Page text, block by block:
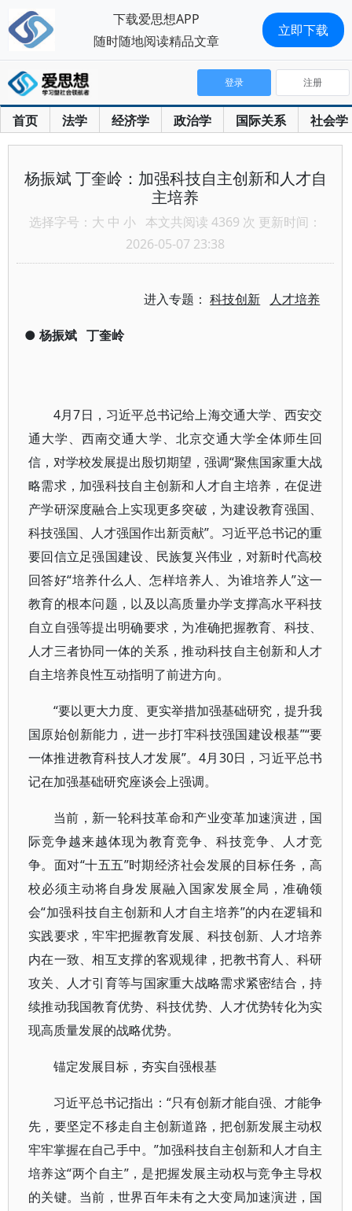
首页 法学 经济学 政治学 国际关系 社会学
登录 注册
杨振斌 丁奎岭：加强科技自主创新和人才自
主培养
选择字号： 大 中 小 本文共阅读 4369 次 更新时间：
2026-05-07 23:38
进入专题：科技创新 人才培养
● 杨振斌 丁奎岭
4月7日，习近平总书记给上海交通大学、西安交
通大学、西南交通大学、北京交通大学全体师生回
信，对学校发展提出殷切期望，强调“聚焦国家重大战
略需求，加强科技自主创新和人才自主培养，在促进
产学研深度融合上实现更多突破，为建设教育强国、
科技强国、人才强国作出新贡献”。习近平总书记的重
要回信立足强国建设、民族复兴伟业，对新时代高校
回答好“培养什么人、怎样培养人、为谁培养人”这一
教育的根本问题，以及以高质量办学支撑高水平科技
自立自强等提出明确要求，为准确把握教育、科技、
人才三者协同一体的关系，推动科技自主创新和人才
自主培养良性互动指明了前进方向。
“要以更大力度、更实举措加强基础研究，提升我
国原始创新能力，进一步打牢科技强国建设根基”“要
一体推进教育科技人才发展”。4月30日，习近平总书
记在加强基础研究座谈会上强调。
当前，新一轮科技革命和产业变革加速演进，国
际竞争越来越体现为教育竞争、科技竞争、人才竞
争。面对“十五五”时期经济社会发展的目标任务，高
校必须主动将自身发展融入国家发展全局，准确领
会“加强科技自主创新和人才自主培养”的内在逻辑和
实践要求，牢牢把握教育发展、科技创新、人才培养
内在一致、相互支撑的客观规律，把教书育人、科研
攻关、人才引育等与国家重大战略需求紧密结合，持
续推动我国教育优势、科技优势、人才优势转化为实
现高质量发展的战略优势。
锚定发展目标，夯实自强根基
习近平总书记指出：“只有创新才能自强、才能争
先，要坚定不移走自主创新道路，把创新发展主动权
牢牢掌握在自己手中。”加强科技自主创新和人才自主
培养这“两个自主”，是把握发展主动权与竞争主导权
的关键。当前，世界百年未有之大变局加速演进，国
下载爱思想APP
随时随地阅读精品文章
立即下载